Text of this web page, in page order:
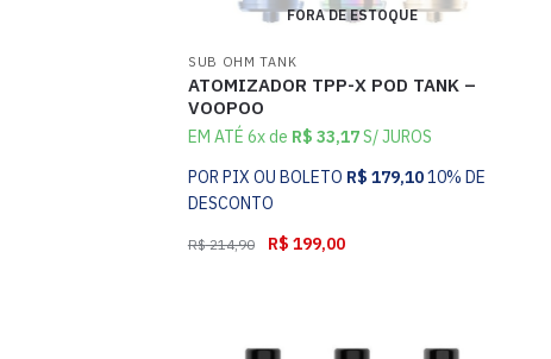
FORA DE ESTOQUE
SUB OHM TANK
ATOMIZADOR TPP-X POD TANK –
VOOPOO
EM ATÉ 6x de R$ 33,17S/ JUROS
POR PIX OU BOLETO R$ 179,1010% DE
DESCONTO
R$214,90 R$ 199,00